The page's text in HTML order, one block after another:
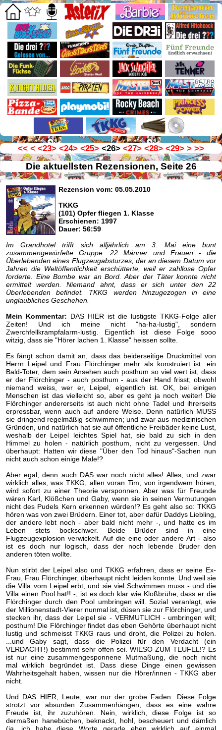
<< < <23> <24> <25> <26> <27> <28> <29> > >>
Die aktuellsten Rezensionen, Seite 26
Rezension vom: 05.05.2010
TKKG
(101) Opfer fliegen 1. Klasse
Erschienen: 1997
Dauer: 56:59
Im Grandhotel trifft sich alljährlich am 3. Mai eine bunt
zusammengewürfelte Gruppe: 22 Männer und Frauen - die
Überlebenden eines Flugzeugabsturzes, der an diesem Datum vor
Jahren die Weltöffentlichkeit erschütterte, weil er zahllose Opfer
forderte. Eine Bombe war an Bord. Aber der Täter konnte nicht
ermittelt werden. Niemand ahnt, dass er sich unter den 22
Überlebenden befindet. TKKG werden hinzugezogen in eine
unglaubliches Geschehen.
Mein Kommentar: DAS HIER ist die lustigste TKKG-Folge aller
Zeiten! Und ich meine nicht "ha-ha-lustig", sondern
Zwerchfellkrampfalarm-lustig. Eigentlich ist diese Folge sooo
witzig, dass sie "Hörer lachen 1. Klasse" heissen sollte.
Es fängt schon damit an, dass das beiderseitige Druckmittel von
Herrn Leipel und Frau Flörchinger mehr als konstruiert ist: ein
Bald-Toter, dem sein Ansehen auch posthum so viel wert ist, dass
er der Flörchinger - auch posthum - aus der Hand frisst; obwohl
niemand weiss, wer er, Leipel, eigentlich ist. OK, bei einigen
Menschen ist das vielleicht so, aber es geht ja noch weiter! Die
Flörchinger andererseits ist auch nicht ohne Tadel und ihrerseits
erpressbar, wenn auch auf andere Weise. Denn natürlich MUSS
sie dringend regelmäßig schwimmen; und zwar aus medizinischen
Gründen, und natürlich hat sie auf öffentliche Freibäder keine Lust,
weshalb der Leipel leichtes Spiel hat, sie bald zu sich in den
Himmel zu holen - natürlich posthum, nicht zu vergessen. Und
überhaupt: Hatten wir diese "Über den Tod hinaus"-Sachen nun
nicht auch schon einige Male!?
Aber egal, denn auch DAS war noch nicht alles! Alles, und zwar
wirklich alles, was TKKG, allen voran Tim, von irgendwem hören,
wird sofort zu einer Theorie versponnen. Aber was für Freunde
wären Karl, Klößchen und Gaby, wenn sie in seinen Vermutungen
nicht des Pudels Kern erkennen würden!? Es geht also so: TKKG
hören was von zwei Brüdern. Einer tot, aber dafür Daddys Liebling,
der andere lebt noch - aber bald nicht mehr -, und hatte es im
Leben stets bockschwer. Beide Brüder sind in eine
Flugzeugexplosion verwickelt. Auf die eine oder andere Art - also
ist es doch nur logisch, dass der noch lebende Bruder den
anderen töten wollte.
Nun stirbt der Leipel also und TKKG erfahren, dass er seine Ex-
Frau, Frau Flörchinger, überhaupt nicht leiden konnte. Und weil sie
die Villa vom Leipel erbt, und sie viel Schwimmen muss - und die
Villa einen Pool hat!! -, ist es doch klar wie Kloßbrühe, dass er die
Flörchinger durch den Pool umbringen will. Sozial veranlagt, wie
der Millionenstadt-Vierer nunmal ist, düsen sie zur Flörchinger, und
stecken ihr, dass der Leipel sie - VERMUTLICH - umbringen will;
posthum! Die Flörchinger findet das eben Gehörte überhaupt nicht
lustig und schmeisst TKKG raus und droht, die Polizei zu holen.
...und Gaby sagt, dass die Polizei für den Verdacht (ein
VERDACHT!) bestimmt sehr offen sei. WIESO ZUM TEUFEL!? Es
ist nur eine zusammengesponnene Mutmaßung, die noch nicht
mal wirklich begründet ist. Dass diese Dinge einen gewissen
Wahrheitsgehalt haben, wissen nur die Hörer/innen - TKKG aber
nicht.
Und DAS HIER, Leute, war nur der grobe Faden. Diese Folge
strotzt vor absurden Zusammenhängen, dass es eine wahre
Freude ist, ihr zuzuhören. Nein, wirklich, diese Folge ist so
dermaßen hanebüchen, beknackt, hohl, bescheuert und dämlich